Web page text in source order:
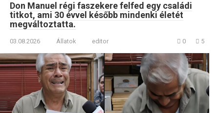
Don Manuel régi faszekere felfed egy családi
titkot, ami 30 évvel később mindenki életét
megváltoztatta.
03.08.2026 Állatok editor 0 5